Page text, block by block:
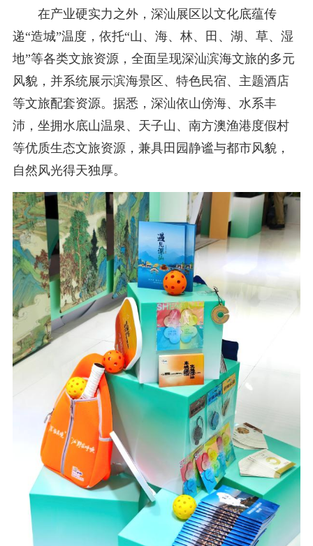
在产业硬实力之外，深汕展区以文化底蕴传
递“造城”温度，依托“山、海、林、田、湖、草、湿
地”等各类文旅资源，全面呈现深汕滨海文旅的多元
风貌，并系统展示滨海景区、特色民宿、主题酒店
等文旅配套资源。据悉，深汕依山傍海、水系丰
沛，坐拥水底山温泉、天子山、南方澳渔港度假村
等优质生态文旅资源，兼具田园静谧与都市风貌，
自然风光得天独厚。